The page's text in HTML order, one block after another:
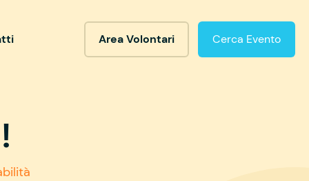
Area Volontari Cerca Evento